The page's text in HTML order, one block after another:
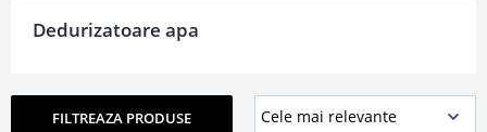
Dedurizatoare apa
FILTREAZA PRODUSE